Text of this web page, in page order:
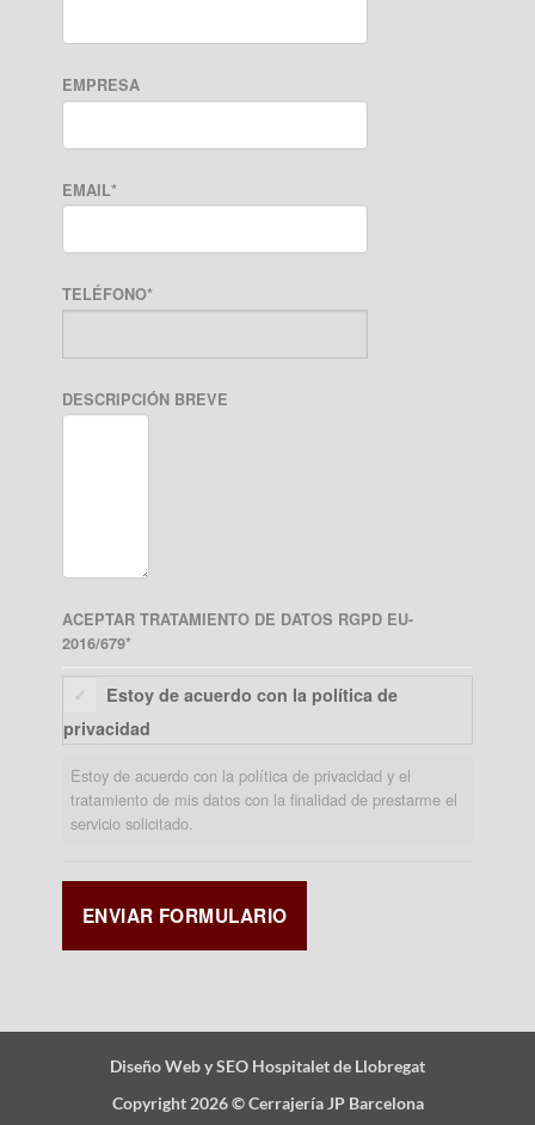
EMPRESA
EMAIL*
TELÉFONO*
DESCRIPCIÓN BREVE
ACEPTAR TRATAMIENTO DE DATOS RGPD EU-
2016/679*
Estoy de acuerdo con la política de
privacidad
Estoy de acuerdo con la política de privacidad y el
tratamiento de mis datos con la finalidad de prestarme el
servicio solicitado.
Diseño Web y SEO Hospitalet de Llobregat
Copyright 2026 ©Cerrajería JP Barcelona